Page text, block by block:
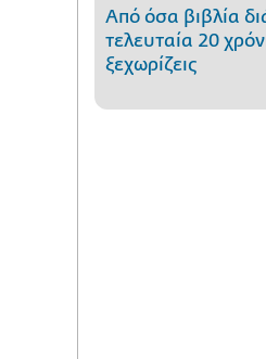
Από όσα βιβλία
τελευταία 20
ξεχωρίζεις